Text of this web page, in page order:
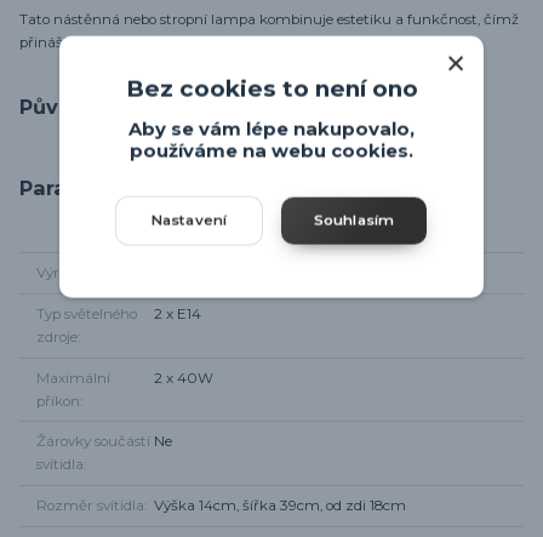
Tato nástěnná nebo stropní lampa kombinuje estetiku a funkčnost, čímž
přináší stylové a praktické osvětlení do každé koupelny.
Původ zboží
Parametry
Výrobce
Typ světelného
zdroje
2 x E14
Maximální
příkon
2 x 40W
Žárovky součástí
svítidla
Ne
Rozměr svítidla Výška 14cm, šířka 39cm, od zdi 18cm
Bez cookies to není ono
Aby se vám lépe nakupovalo,
používáme na webu cookies.
Nastavení Souhlasím